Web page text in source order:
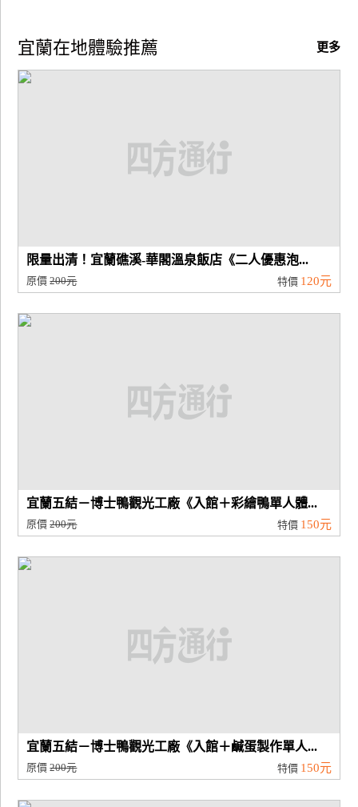
更多
宜蘭在地體驗推薦
限量出清！宜蘭礁溪-華閣溫泉飯店《二人優惠泡...
原價200元 特價 120元
宜蘭五結－博士鴨觀光工廠《入館＋彩繪鴨單人體...
原價200元 特價 150元
宜蘭五結－博士鴨觀光工廠《入館＋鹹蛋製作單人...
原價200元 特價 150元